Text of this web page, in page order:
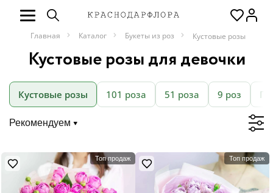
Главная Каталог Букеты из роз Кустовые розы
Кустовые розы для девочки
Кустовые розы 101 роза 51 роза 9 роз
Рекомендуем
Топ продаж Топ продаж